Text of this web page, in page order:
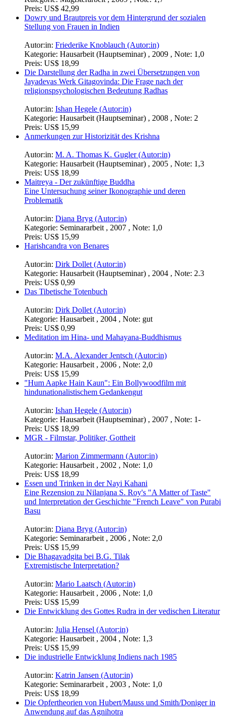
Preis: US$ 42,99
Dowry und Brautpreis vor dem Hintergrund der sozialen
Stellung von Frauen in Indien
Autor:in: Friederike Knoblauch (Autor:in)
Kategorie: Hausarbeit (Hauptseminar) , 2009 , Note: 1,0
Preis: US$ 18,99
Die Darstellung der Radha in zwei Übersetzungen von
Jayadevas Werk Gitagovinda: Die Frage nach der
religionspsychologischen Bedeutung Radhas
Autor:in: Ishan Hegele (Autor:in)
Kategorie: Hausarbeit (Hauptseminar) , 2008 , Note: 2
Preis: US$ 15,99
Anmerkungen zur Historizität des Krishna
Autor:in: M. A. Thomas K. Gugler (Autor:in)
Kategorie: Hausarbeit (Hauptseminar) , 2005 , Note: 1,3
Preis: US$ 18,99
Maitreya - Der zukünftige Buddha
Eine Untersuchung seiner Ikonographie und deren
Problematik
Autor:in: Diana Bryg (Autor:in)
Kategorie: Seminararbeit , 2007 , Note: 1,0
Preis: US$ 15,99
Harishcandra von Benares
Autor:in: Dirk Dollet (Autor:in)
Kategorie: Hausarbeit (Hauptseminar) , 2004 , Note: 2.3
Preis: US$ 0,99
Das Tibetische Totenbuch
Autor:in: Dirk Dollet (Autor:in)
Kategorie: Hausarbeit , 2004 , Note: gut
Preis: US$ 0,99
Meditation im Hina- und Mahayana-Buddhismus
Autor:in: M.A. Alexander Jentsch (Autor:in)
Kategorie: Hausarbeit , 2006 , Note: 2,0
Preis: US$ 15,99
"Hum Aapke Hain Kaun": Ein Bollywoodfilm mit
hindunationalistischem Gedankengut
Autor:in: Ishan Hegele (Autor:in)
Kategorie: Hausarbeit (Hauptseminar) , 2007 , Note: 1-
Preis: US$ 18,99
MGR - Filmstar, Politiker, Gottheit
Autor:in: Marion Zimmermann (Autor:in)
Kategorie: Hausarbeit , 2002 , Note: 1,0
Preis: US$ 18,99
Essen und Trinken in der Nayi Kahani
Eine Rezension zu Nilanjana S. Roy's "A Matter of Taste"
und Interpretation der Geschichte "French Leave" von Purabi
Basu
Autor:in: Diana Bryg (Autor:in)
Kategorie: Seminararbeit , 2006 , Note: 2,0
Preis: US$ 15,99
Die Bhagavadgita bei B.G. Tilak
Extremistische Interpretation?
Autor:in: Mario Laatsch (Autor:in)
Kategorie: Hausarbeit , 2006 , Note: 1,0
Preis: US$ 15,99
Die Entwicklung des Gottes Rudra in der vedischen Literatur
Autor:in: Julia Hensel (Autor:in)
Kategorie: Hausarbeit , 2004 , Note: 1,3
Preis: US$ 15,99
Die industrielle Entwicklung Indiens nach 1985
Autor:in: Katrin Jansen (Autor:in)
Kategorie: Seminararbeit , 2003 , Note: 1,0
Preis: US$ 18,99
Die Opfertheorien von Hubert/Mauss und Smith/Doniger in
Anwendung auf das Agnihotra